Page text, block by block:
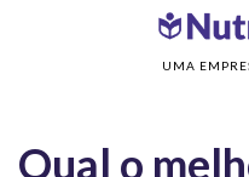
UMA
Sem categoria> Qual o
Qual o